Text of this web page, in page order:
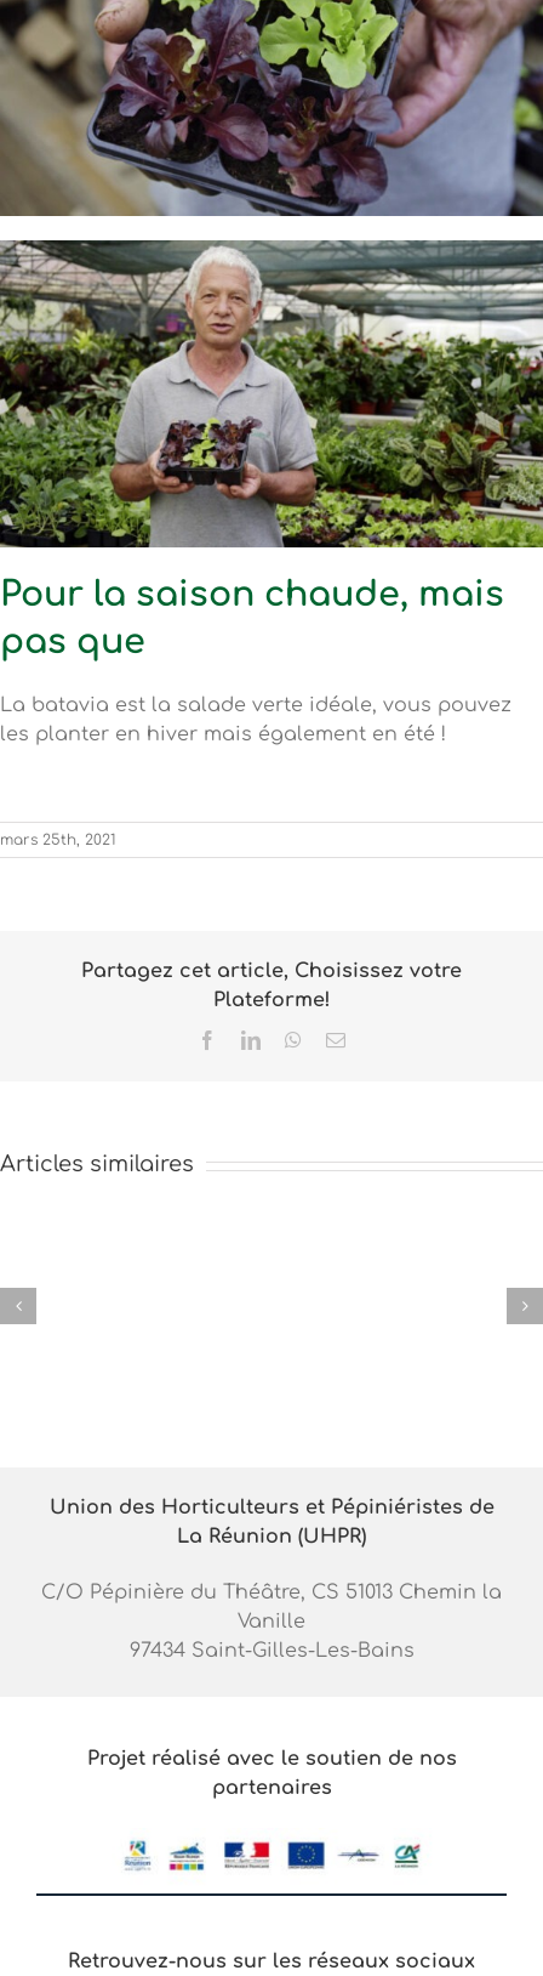
Pour la saison chaude, mais
pas que
La batavia est la salade verte idéale, vous pouvez
les planter en hiver mais également en été !
mars 25th, 2021
Partagez cet article, Choisissez votre
Plateforme!
FacebookLinkedInWhatsApp
Email
Articles similaires
Union des Horticulteurs et Pépiniéristes de
La Réunion (UHPR)
C/O Pépinière du Théâtre, CS 51013 Chemin la
Vanille
97434 Saint-Gilles-Les-Bains
Projet réalisé avec le soutien de nos
partenaires
Retrouvez-nous sur les réseaux sociaux